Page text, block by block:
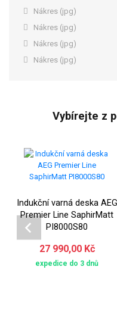
Nákres (jpg)
Nákres (jpg)
Nákres (jpg)
Nákres (jpg)
Vybírejte z
Indukční varná deska AEG
Premier Line SaphirMatt
PI8000S80
27 990,00 Kč
expedice do 3 dnů